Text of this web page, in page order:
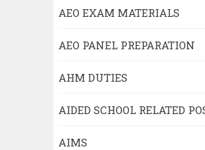
AEO EXAM MATERIALS
AEO PANEL PREPARATION
AHM DUTIES
AIDED SCHOOL RELATED
AIMS